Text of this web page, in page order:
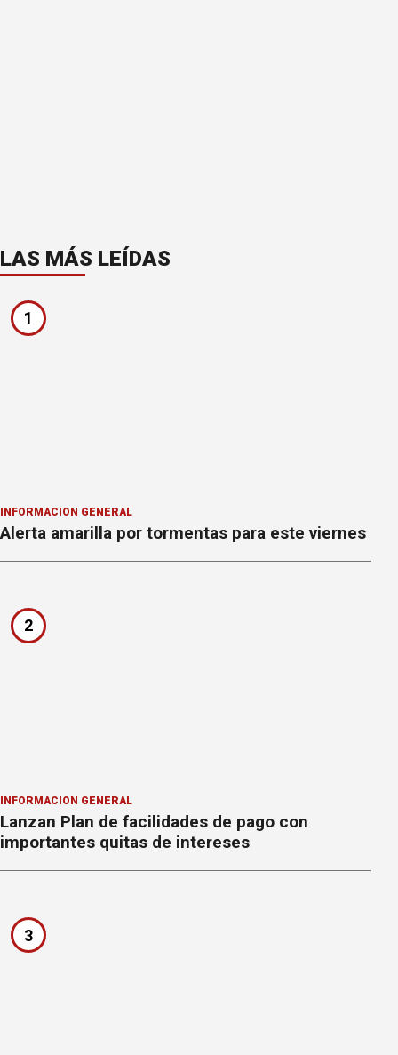
LAS MÁS LEÍDAS
1
INFORMACION GENERAL
Alerta amarilla por tormentas para este viernes
2
INFORMACION GENERAL
Lanzan Plan de facilidades de pago con
importantes quitas de intereses
3